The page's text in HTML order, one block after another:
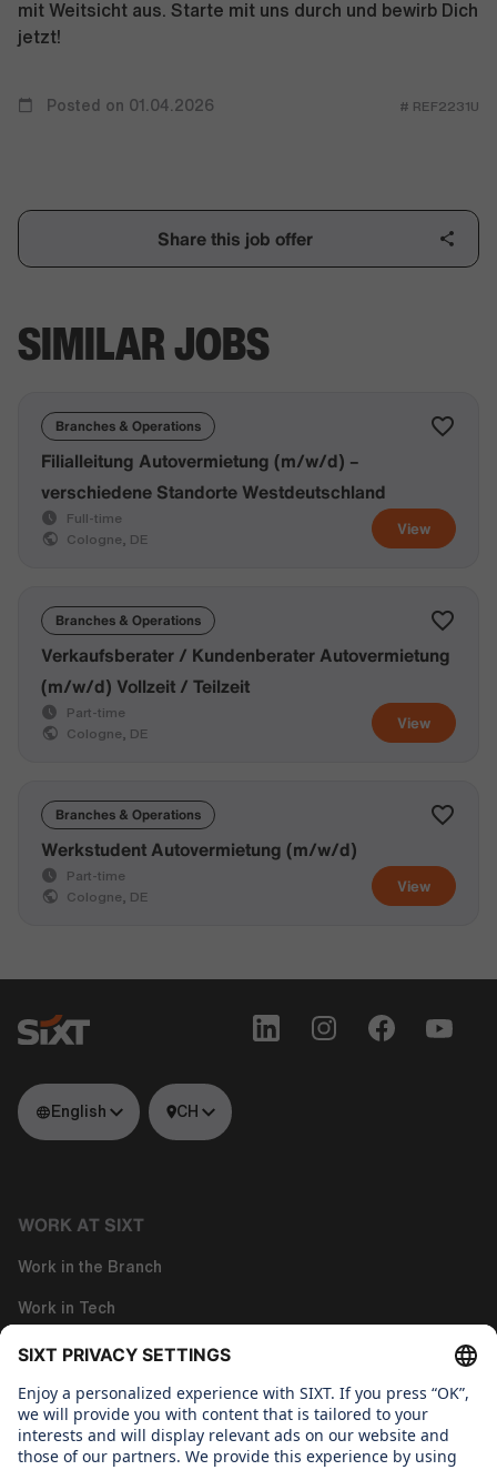
mit Weitsicht aus. Starte mit uns durch und bewirb Dich
jetzt!
Posted on 01.04.2026 # REF2231U
Share this job offer
SIMILAR JOBS
Branches & Operations
View
Filialleitung Autovermietung (m/w/d) –
verschiedene Standorte Westdeutschland
Full-time
Cologne, DE
Branches & Operations
View
Verkaufsberater / Kundenberater Autovermietung
(m/w/d) Vollzeit / Teilzeit
Part-time
Cologne, DE
Branches & Operations
View
Werkstudent Autovermietung (m/w/d)
Part-time
Cologne, DE
English CH
WORK AT SIXT
Work in the Branch
Work in Tech
Work in Corporate Functions
About us
WHAT WE CARE ABOUT